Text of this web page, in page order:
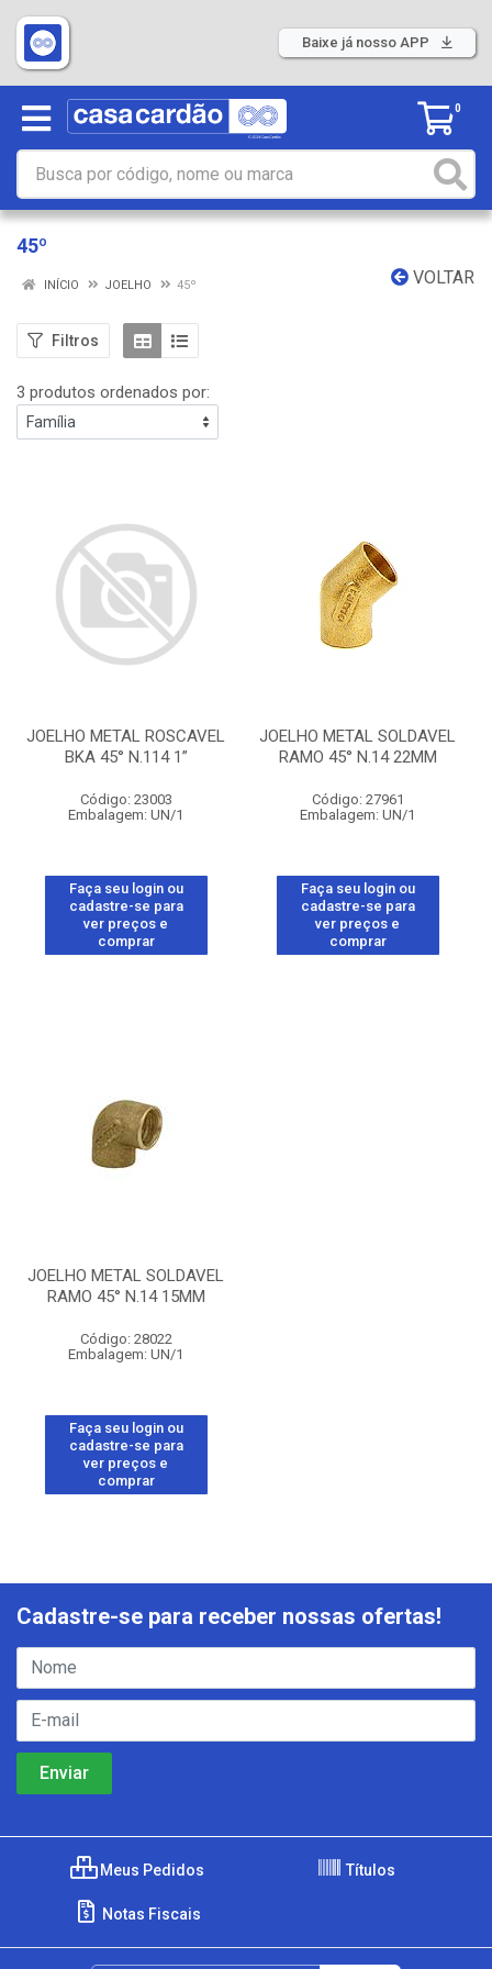
Baixe já nosso APP
0
45º
VOLTAR
INÍCIO JOELHO 45º
Filtros
3 produtos ordenados por:
JOELHO METAL ROSCAVEL
BKA 45° N.114 1”
Código: 23003
Embalagem: UN/1
Faça seu login ou
cadastre-se para
ver preços e
comprar
JOELHO METAL SOLDAVEL
RAMO 45° N.14 22MM
Código: 27961
Embalagem: UN/1
Faça seu login ou
cadastre-se para
ver preços e
comprar
JOELHO METAL SOLDAVEL
RAMO 45° N.14 15MM
Código: 28022
Embalagem: UN/1
Faça seu login ou
cadastre-se para
ver preços e
comprar
Cadastre-se para receber nossas ofertas!
Meus Pedidos Títulos
Notas Fiscais